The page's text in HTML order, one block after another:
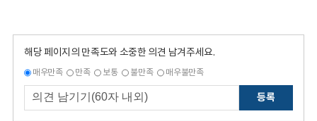
해당 페이지의 만족도와 소중한 의견 남겨주세요.
매우만족 만족 보통 불만족 매우불만족
등록